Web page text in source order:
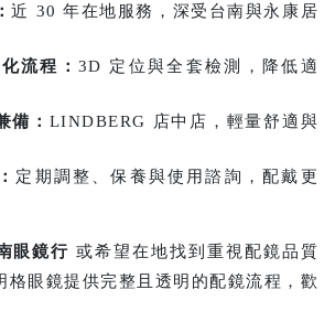
近 30 年在地服務，深受台南與永康居
流程： 3D 定位與全套檢測，降低適
備： LINDBERG 店中店，輕量舒適與
定期調整、保養與使用諮詢，配戴更
眼鏡行 或希望在地找到重視配鏡品質
格眼鏡提供完整且透明的配鏡流程，歡